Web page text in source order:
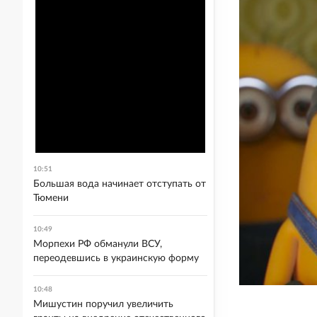
10:51
Большая вода начинает отступать от
Тюмени
10:49
Морпехи РФ обманули ВСУ,
переодевшись в украинскую форму
10:48
Мишустин поручил увеличить